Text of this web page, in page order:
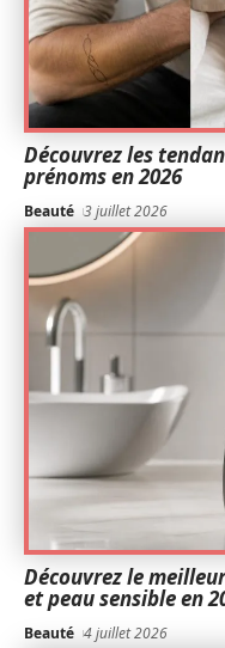
Découvrez les
prénoms en 2026
Beauté 3 juillet 2026
Découvrez le
et peau sensible en
Beauté 4 juillet 2026